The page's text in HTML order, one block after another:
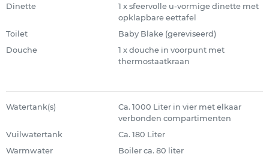
Dinette
1 x sfeervolle u-vormige dinette met
opklapbare eettafel
Toilet
Baby Blake (gereviseerd)
Douche
1 x douche in voorpunt met
thermostaatkraan
Watertank(s)
Ca. 1000 Liter in vier met elkaar
verbonden compartimenten
Vuilwatertank
Ca. 180 Liter
Warmwater
Boiler ca. 80 liter